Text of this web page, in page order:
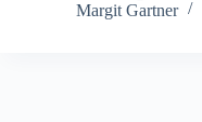
Margit Gartner